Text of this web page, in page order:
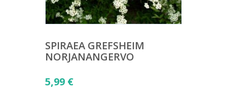
SPIRAEA GREFSHEIM
NORJANANGERVO
5,99 €